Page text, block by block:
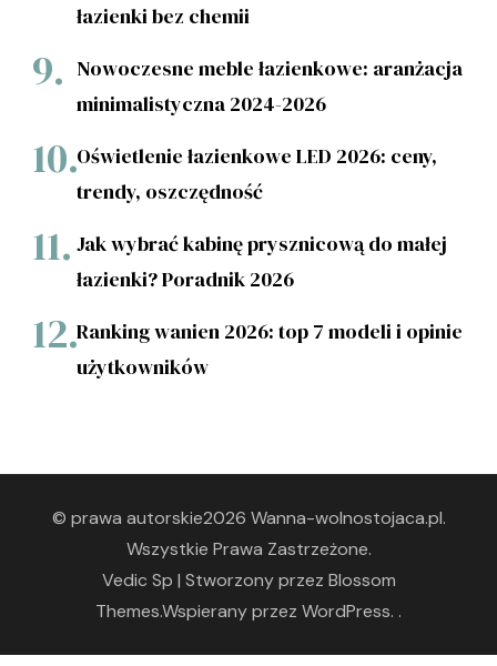
łazienki bez chemii
Nowoczesne meble łazienkowe: aranżacja
minimalistyczna 2024-2026
Oświetlenie łazienkowe LED 2026: ceny,
trendy, oszczędność
Jak wybrać kabinę prysznicową do małej
łazienki? Poradnik 2026
Ranking wanien 2026: top 7 modeli i opinie
użytkowników
© prawa autorskie2026 Wanna-wolnostojaca.pl.
Wszystkie Prawa Zastrzeżone.
Vedic Sp | Stworzony przez Blossom
Themes.Wspierany przez WordPress. .